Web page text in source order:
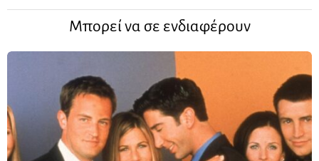
Μπορεί να σε ενδιαφέρουν